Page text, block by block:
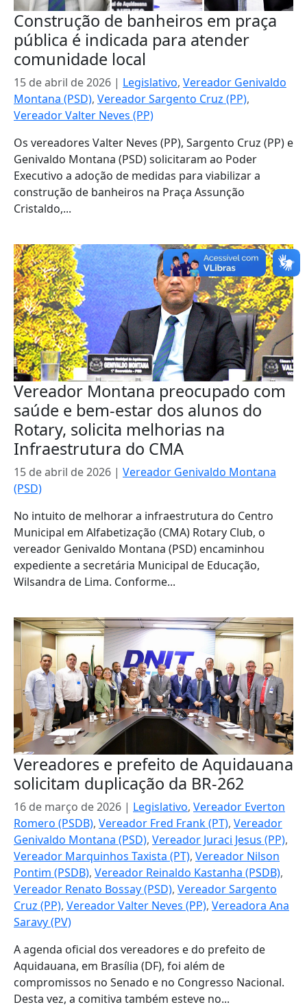
Construção de banheiros em praça
pública é indicada para atender
comunidade local
15 de abril de 2026 | Legislativo, Vereador Genivaldo
Montana (PSD), Vereador Sargento Cruz (PP),
Vereador Valter Neves (PP)
Os vereadores Valter Neves (PP), Sargento Cruz (PP) e
Genivaldo Montana (PSD) solicitaram ao Poder
Executivo a adoção de medidas para viabilizar a
construção de banheiros na Praça Assunção
Cristaldo,...
Vereador Montana preocupado com
saúde e bem-estar dos alunos do
Rotary, solicita melhorias na
Infraestrutura do CMA
15 de abril de 2026 | Vereador Genivaldo Montana
(PSD)
No intuito de melhorar a infraestrutura do Centro
Municipal em Alfabetização (CMA) Rotary Club, o
vereador Genivaldo Montana (PSD) encaminhou
expediente a secretária Municipal de Educação,
Wilsandra de Lima. Conforme...
Vereadores e prefeito de Aquidauana
solicitam duplicação da BR-262
16 de março de 2026 | Legislativo, Vereador Everton
Romero (PSDB), Vereador Fred Frank (PT), Vereador
Genivaldo Montana (PSD), Vereador Juraci Jesus (PP),
Vereador Marquinhos Taxista (PT), Vereador Nilson
Pontim (PSDB), Vereador Reinaldo Kastanha (PSDB),
Vereador Renato Bossay (PSD), Vereador Sargento
Cruz (PP), Vereador Valter Neves (PP), Vereadora Ana
Saravy (PV)
A agenda oficial dos vereadores e do prefeito de
Aquidauana, em Brasília (DF), foi além de
compromissos no Senado e no Congresso Nacional.
Desta vez, a comitiva também esteve no...